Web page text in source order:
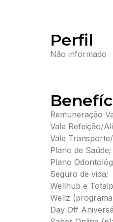
Perfil
Não informado
Remuneração
Vale Refeição/
Vale
Plano de Saúde;
Plano
Seguro de vida;
Wellhub e
Wellz
Day Off